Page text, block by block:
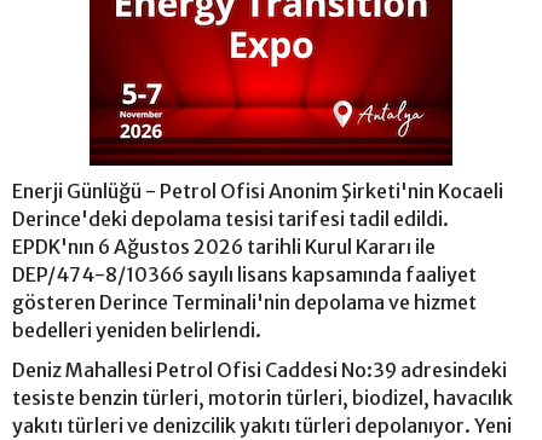
Enerji Günlüğü - Petrol Ofisi Anonim Şirketi'nin Kocaeli
Derince'deki depolama tesisi tarifesi tadil edildi.
EPDK'nın 6 Ağustos 2026 tarihli Kurul Kararı ile
DEP/474-8/10366 sayılı lisans kapsamında faaliyet
gösteren Derince Terminali'nin depolama ve hizmet
bedelleri yeniden belirlendi.
Deniz Mahallesi Petrol Ofisi Caddesi No:39 adresindeki
tesiste benzin türleri, motorin türleri, biodizel, havacılık
yakıtı türleri ve denizcilik yakıtı türleri depolanıyor. Yeni